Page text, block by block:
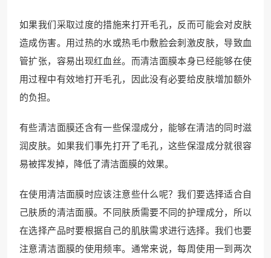
如果我们采取过度的措施来打开毛孔，反而可能会对皮肤
造成伤害。用过热的水或热毛巾敷脸会刺激皮肤，导致血
管扩张，容易出现红血丝。而清洁面膜本身已经能够在使
用过程中有效地打开毛孔，因此没有必要给皮肤增加额外
的负担。
有些清洁面膜还含有一些保湿成分，能够在清洁的同时滋
润皮肤。如果我们事先打开了毛孔，这些保湿成分就很容
易被挥发掉，降低了清洁面膜的效果。
在使用清洁面膜时应该注意些什么呢？我们要选择适合自
己肤质的清洁面膜。不同肤质需要不同的护理成分，所以
在选择产品时要根据自己的肌肤需求进行选择。我们也要
注意清洁面膜的使用频率。通常来说，每周使用一到两次